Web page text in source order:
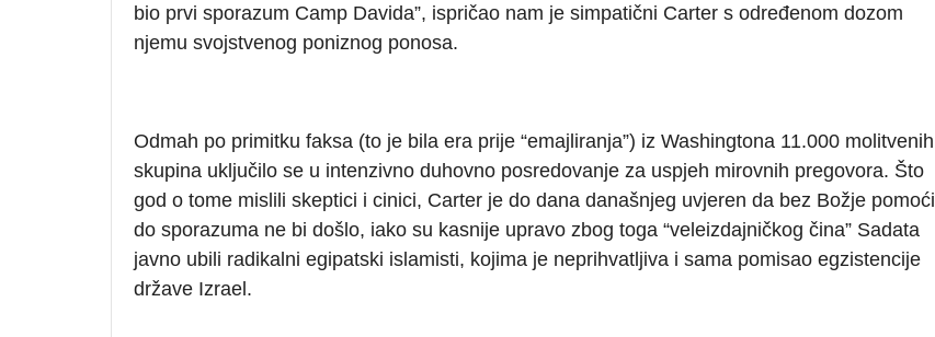
bio prvi sporazum Camp Davida”, ispričao nam je simpatični Carter s određenom dozom
njemu svojstvenog poniznog ponosa.
Odmah po primitku faksa (to je bila era prije “emajliranja”) iz Washingtona 11.000 molitvenih
skupina uključilo se u intenzivno duhovno posredovanje za uspjeh mirovnih pregovora. Što
god o tome mislili skeptici i cinici, Carter je do dana današnjeg uvjeren da bez Božje pomoći
do sporazuma ne bi došlo, iako su kasnije upravo zbog toga “veleizdajničkog čina” Sadata
javno ubili radikalni egipatski islamisti, kojima je neprihvatljiva i sama pomisao egzistencije
države Izrael.